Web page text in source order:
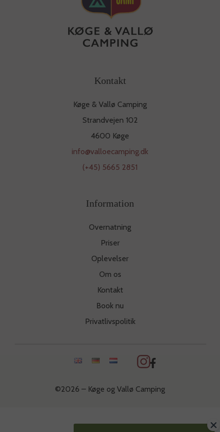
Kontakt
Køge & Vallø Camping
Strandvejen 102
4600 Køge
info@valloecamping.dk
(+45) 5665 2851
Information
Overnatning
Priser
Oplevelser
Om os
Kontakt
Book nu
Privatlivspolitik
©2026 – Køge og Vallø Camping